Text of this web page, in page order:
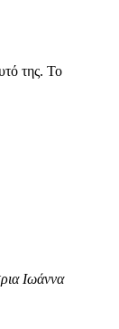
της. Το
Ιωάννα